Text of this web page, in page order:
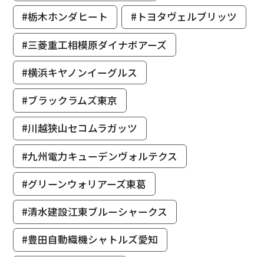
#栃木ホンダヒート
#トヨタヴェルブリッツ
#三菱重工相模原ダイナボアーズ
#横浜キヤノンイーグルス
#ブラックラムズ東京
#川越狭山セコムラガッツ
#九州電力キューデンヴォルテクス
#グリーンウォリアーズ東葛
#清水建設江東ブルーシャークス
#豊田自動織機シャトルズ愛知